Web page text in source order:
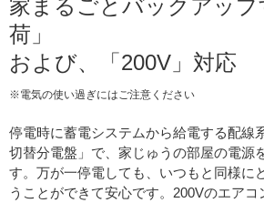
家まるごとバックアップ
荷」
および、「200V」対応
※電気の使い過ぎにはご注意ください
停電時に蓄電システムから給電する配線
切替分電盤」で、家じゅうの部屋の電源
す。万が一停電しても、いつもと同様に
うことができて安心です。200Vのエアコ